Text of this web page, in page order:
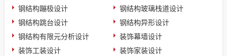
钢结构蹦极设计
钢结构玻璃栈道设计
钢结构跳台设计
钢结构异形设计
钢结构有限元分析设计
装饰幕墙设计
装饰工装设计
装饰家装设计